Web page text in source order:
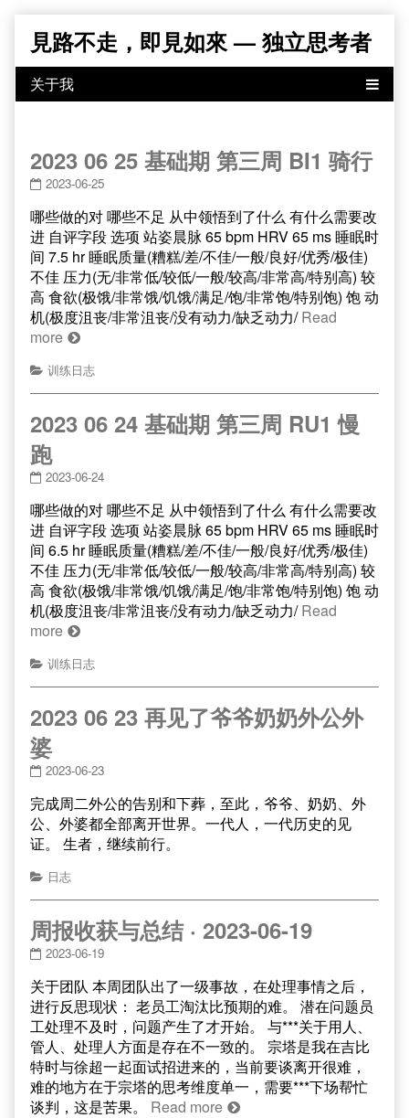
content
見路不走，即見如來 — 独立思考者
2023 06 25 基础期 第三周 BI1 骑行
2023-06-25
哪些做的对 哪些不足 从中领悟到了什么 有什么需要改
进 自评字段 选项 站姿晨脉 65 bpm HRV 65 ms 睡眠时
间 7.5 hr 睡眠质量(糟糕/差/不佳/一般/良好/优秀/极佳)
不佳 压力(无/非常低/较低/一般/较高/非常高/特别高) 较
高 食欲(极饿/非常饿/饥饿/满足/饱/非常饱/特别饱) 饱 动
机(极度沮丧/非常沮丧/没有动力/缺乏动力/Read
more
训练日志
2023 06 24 基础期 第三周 RU1 慢
跑
2023-06-24
哪些做的对 哪些不足 从中领悟到了什么 有什么需要改
进 自评字段 选项 站姿晨脉 65 bpm HRV 65 ms 睡眠时
间 6.5 hr 睡眠质量(糟糕/差/不佳/一般/良好/优秀/极佳)
不佳 压力(无/非常低/较低/一般/较高/非常高/特别高) 较
高 食欲(极饿/非常饿/饥饿/满足/饱/非常饱/特别饱) 饱 动
机(极度沮丧/非常沮丧/没有动力/缺乏动力/Read
more
训练日志
2023 06 23 再见了爷爷奶奶外公外
婆
2023-06-23
完成周二外公的告别和下葬，至此，爷爷、奶奶、外
公、外婆都全部离开世界。一代人，一代历史的见
证。 生者，继续前行。
日志
周报收获与总结 · 2023-06-19
2023-06-19
关于团队 本周团队出了一级事故，在处理事情之后，
进行反思现状： 老员工淘汰比预期的难。 潜在问题员
工处理不及时，问题产生了才开始。 与***关于用人、
管人、处理人方面是存在不一致的。 宗塔是我在吉比
特时与徐超一起面试招进来的，当前要谈离开很难，
难的地方在于宗塔的思考维度单一，需要***下场帮忙
谈判，这是苦果。 Read more